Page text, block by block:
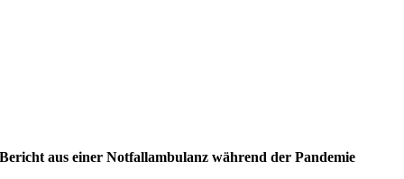
Bericht aus einer Notfallambulanz während der Pandemie